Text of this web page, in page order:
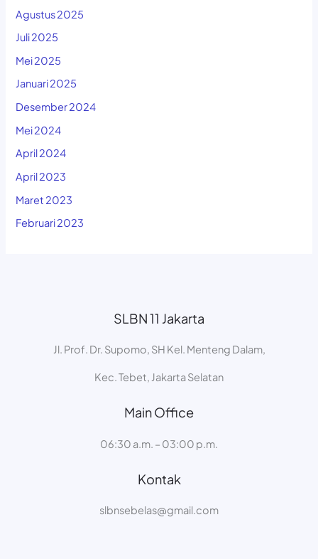
Agustus 2025
Juli 2025
Mei 2025
Januari 2025
Desember 2024
Mei 2024
April 2024
April 2023
Maret 2023
Februari 2023
SLBN 11 Jakarta
Jl. Prof. Dr. Supomo, SH Kel. Menteng Dalam,
Kec. Tebet, Jakarta Selatan
Main Office
06:30 a.m. – 03:00 p.m.
Kontak
slbnsebelas@gmail.com